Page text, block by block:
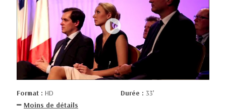
Format : HD Durée : 33’
Moins de détails